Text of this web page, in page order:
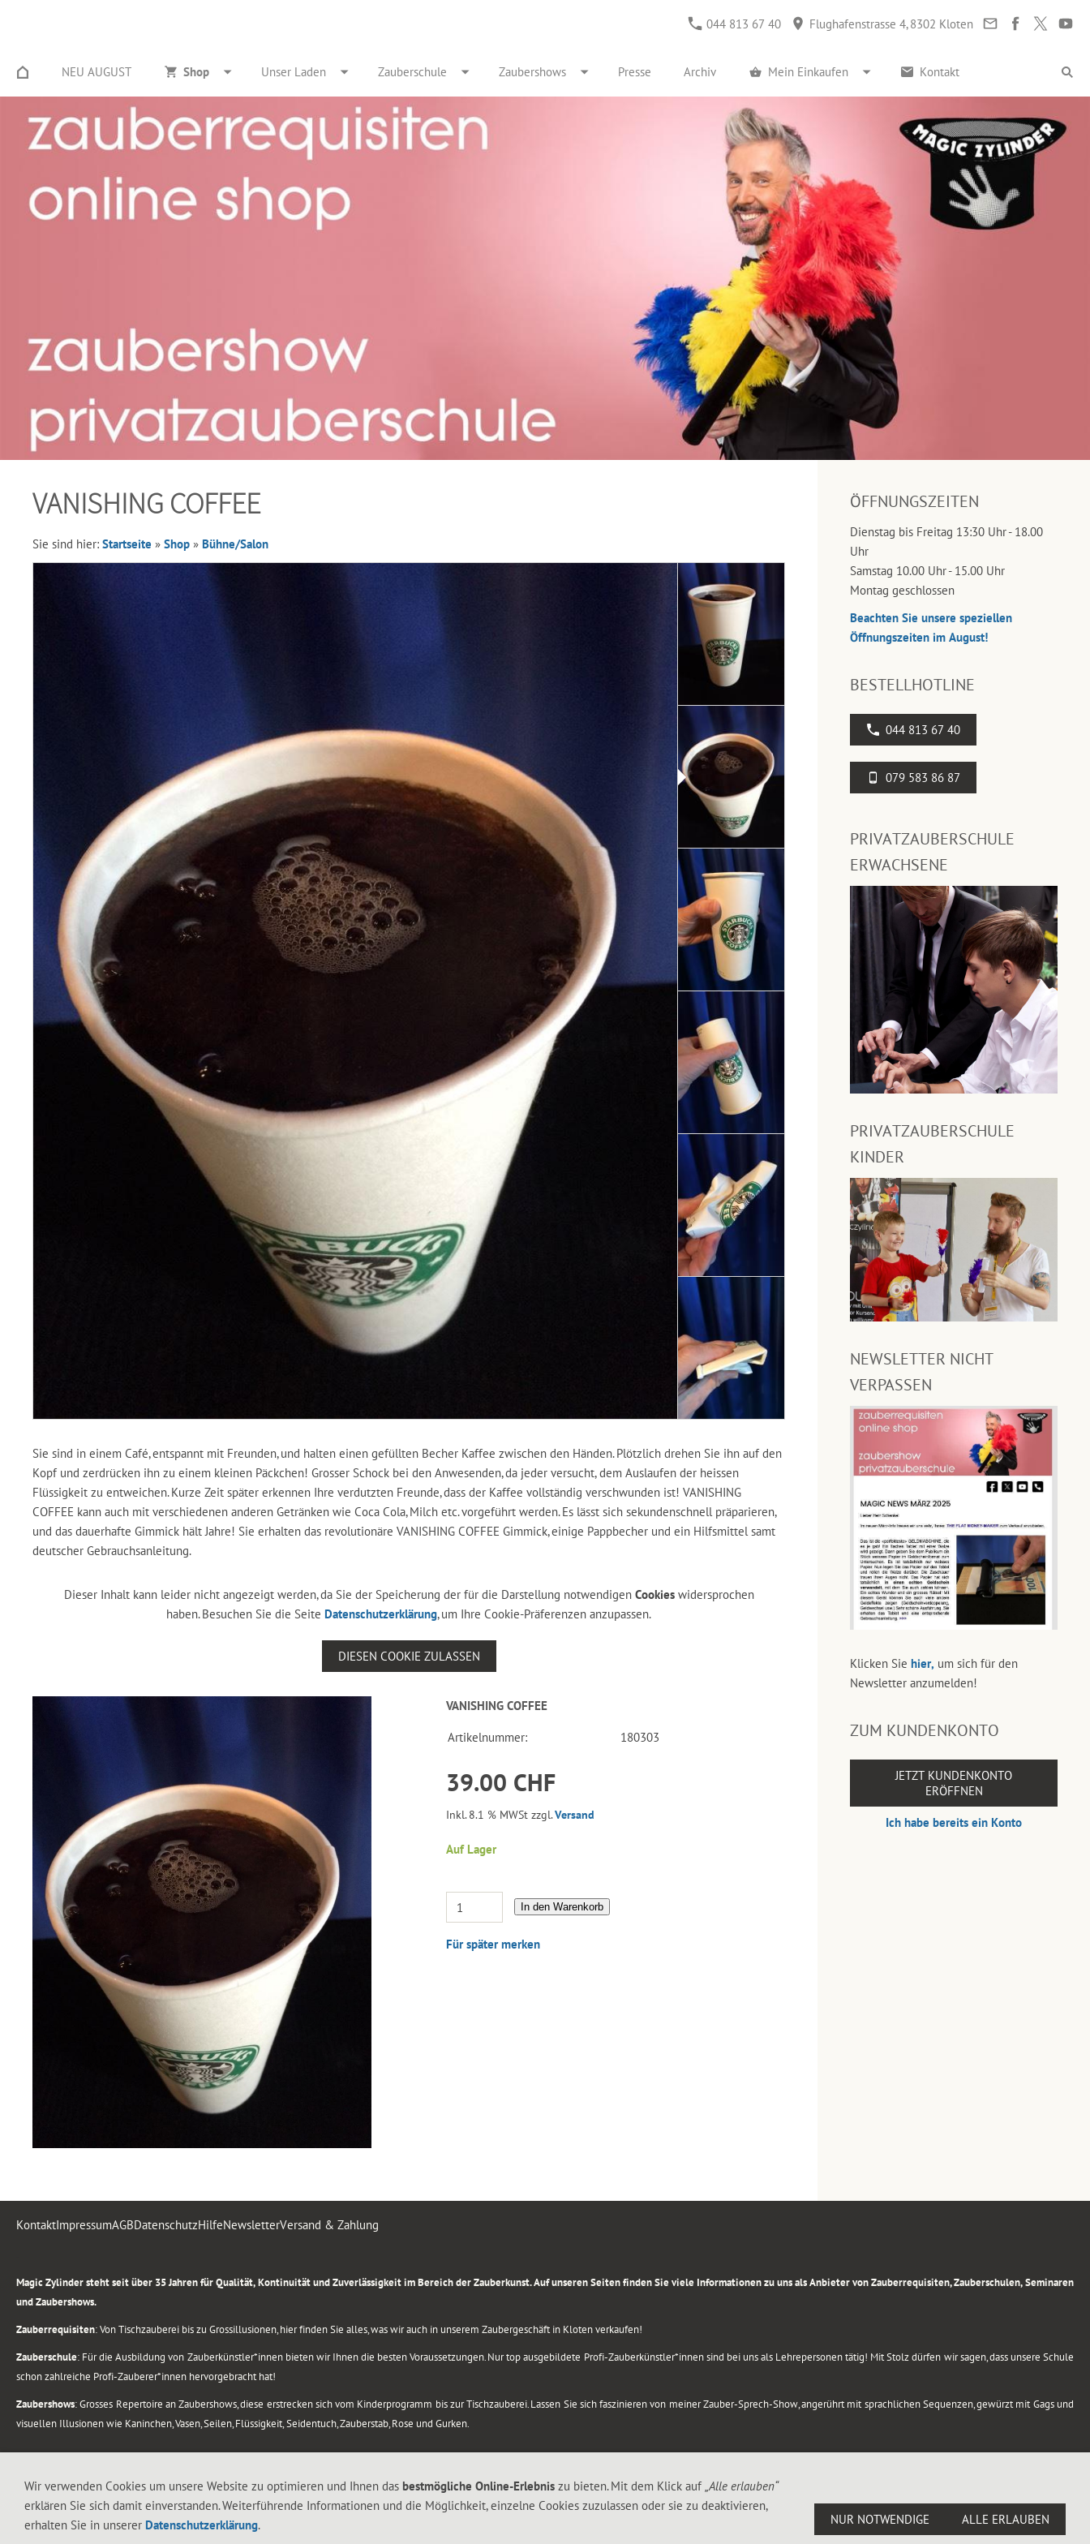
044 813 67 40 Flughafenstrasse 4, 8302 Kloten
NEU AUGUST Shop Unser Laden Zauberschule Zaubershows Presse Archiv Mein Einkaufen Kontakt
VANISHING COFFEE
Sie sind hier: Startseite » Shop » Bühne/Salon
Sie sind in einem Café, entspannt mit Freunden, und halten einen gefüllten Becher Kaffee zwischen den Händen. Plötzlich drehen Sie ihn auf den
Kopf und zerdrücken ihn zu einem kleinen Päckchen! Grosser Schock bei den Anwesenden, da jeder versucht, dem Auslaufen der heissen
Flüssigkeit zu entweichen. Kurze Zeit später erkennen Ihre verdutzten Freunde, dass der Kaffee vollständig verschwunden ist! VANISHING
COFFEE kann auch mit verschiedenen anderen Getränken wie Coca Cola, Milch etc. vorgeführt werden. Es lässt sich sekundenschnell präparieren,
und das dauerhafte Gimmick hält Jahre! Sie erhalten das revolutionäre VANISHING COFFEE Gimmick, einige Pappbecher und ein Hilfsmittel samt
deutscher Gebrauchsanleitung.
Dieser Inhalt kann leider nicht angezeigt werden, da Sie der Speicherung der für die Darstellung notwendigen Cookieswidersprochen
haben. Besuchen Sie die Seite Datenschutzerklärung, um Ihre Cookie-Präferenzen anzupassen.
DIESEN COOKIE ZULASSEN
VANISHING COFFEE
Artikelnummer: 180303
39.00 CHF
Inkl. 8.1 % MWSt zzgl.Versand
Auf Lager
In den Warenkorb
Für später merken
ÖFFNUNGSZEITEN
Dienstag bis Freitag 13:30 Uhr - 18.00
Uhr
Samstag 10.00 Uhr - 15.00 Uhr
Montag geschlossen
Beachten Sie unsere speziellen
Öffnungszeiten im August!
BESTELLHOTLINE
044 813 67 40
079 583 86 87
PRIVATZAUBERSCHULE
ERWACHSENE
PRIVATZAUBERSCHULE
KINDER
NEWSLETTER NICHT
VERPASSEN
Klicken Sie hier, um sich für den
Newsletter anzumelden!
ZUM KUNDENKONTO
JETZT KUNDENKONTO
ERÖFFNEN
Ich habe bereits ein Konto
KontaktImpressumAGBDatenschutzHilfeNewsletterVersand & Zahlung
Magic Zylinder steht seit über 35 Jahren für Qualität, Kontinuität und Zuverlässigkeit im Bereich der Zauberkunst. Auf unseren Seiten finden Sie viele Informationen zu uns als Anbieter von Zauberrequisiten, Zauberschulen, Seminaren
und Zaubershows.
Zauberrequisiten: Von Tischzauberei bis zu Grossillusionen, hier finden Sie alles, was wir auch in unserem Zaubergeschäft in Kloten verkaufen!
Zauberschule: Für die Ausbildung von Zauberkünstler*innen bieten wir Ihnen die besten Voraussetzungen. Nur top ausgebildete Profi-Zauberkünstler*innen sind bei uns als Lehrepersonen tätig! Mit Stolz dürfen wir sagen, dass unsere Schule
schon zahlreiche Profi-Zauberer*innen hervorgebracht hat!
Zaubershows: Grosses Repertoire an Zaubershows, diese erstrecken sich vom Kinderprogramm bis zur Tischzauberei. Lassen Sie sich faszinieren von meiner Zauber-Sprech-Show, angerührt mit sprachlichen Sequenzen, gewürzt mit Gags und
visuellen Illusionen wie Kaninchen, Vasen, Seilen, Flüssigkeit, Seidentuch, Zauberstab, Rose und Gurken.
.
Alle Rechte vorbehalten. © 1988-2026 Magic Zylinder
Flughafenstrasse 4, 8302 Kloten
Wir verwenden Cookies um unsere Website zu optimieren und Ihnen das bestmögliche Online-Erlebnis zu bieten. Mit dem Klick auf „Alle erlauben“
erklären Sie sich damit einverstanden. Weiterführende Informationen und die Möglichkeit, einzelne Cookies zuzulassen oder sie zu deaktivieren,
erhalten Sie in unserer Datenschutzerklärung. NUR NOTWENDIGE ALLE ERLAUBEN